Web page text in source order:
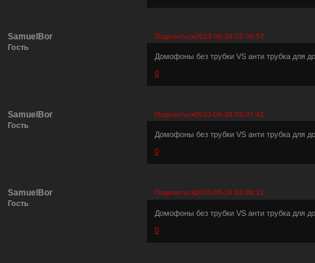
Поделиться2023-06-28 03:36:57
SamuelBor
Гость
Домофоны без трубки VS анти трубка для
0
Поделиться2023-06-28 03:37:41
SamuelBor
Гость
Домофоны без трубки VS анти трубка для
0
Поделиться2023-06-28 03:38:21
SamuelBor
Гость
Домофоны без трубки VS анти трубка для
0